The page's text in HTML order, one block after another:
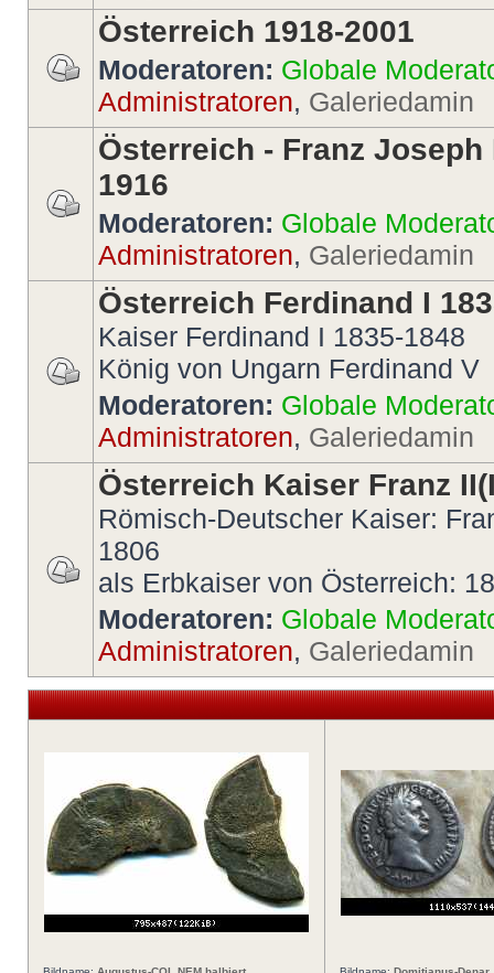
Österreich 1918-2001
Moderatoren: Globale
Administratoren, Galeriedamin
Österreich - Franz Joseph
1916
Moderatoren: Globale
Administratoren, Galeriedamin
Österreich Ferdinand I
Kaiser Ferdinand I 1835-1848
König von Ungarn Ferdinand V
Moderatoren: Globale
Administratoren, Galeriedamin
Österreich Kaiser Franz
Römisch-Deutscher Kaiser:
1806
als Erbkaiser von Österreich:
Moderatoren: Globale
Administratoren, Galeriedamin